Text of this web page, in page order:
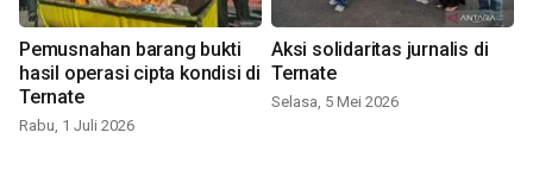
Pemusnahan barang bukti
hasil operasi cipta kondisi di
Ternate
Rabu, 1 Juli 2026
Aksi solidaritas jurnalis di
Ternate
Selasa, 5 Mei 2026